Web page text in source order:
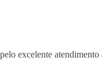
excelente